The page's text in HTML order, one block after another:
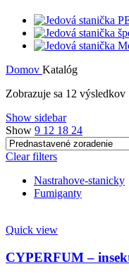
Domov Katalóg
Zobrazuje sa 12 výsledkov
Show sidebar
Show 9 12 18 24
Clear filters
Nastrahove-stanicky
Fumiganty
Quick view
CYPERFUM –